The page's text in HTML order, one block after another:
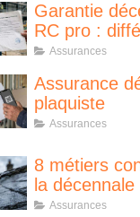
Garantie
RC pro :
Assurances
Assurance
plaquiste
Assurances
8 métiers
la décennale
Assurances